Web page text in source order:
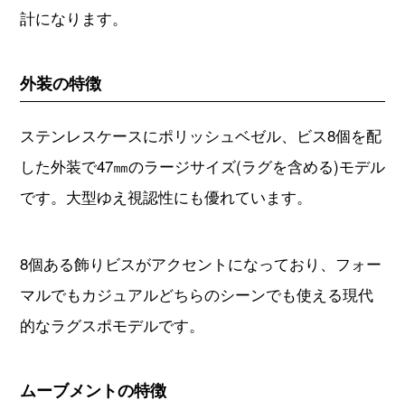
計になります。
外装の特徴
ステンレスケースにポリッシュベゼル、ビス8個を配
した外装で47㎜のラージサイズ(ラグを含める)モデル
です。大型ゆえ視認性にも優れています。
8個ある飾りビスがアクセントになっており、フォー
マルでもカジュアルどちらのシーンでも使える現代
的なラグスポモデルです。
ムーブメントの特徴